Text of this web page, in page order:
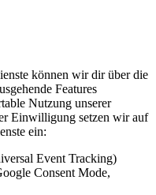
können wir dir über die
Features
Nutzung unserer
Einwilligung setzen wir auf
ein:
Event Tracking)
Consent Mode,